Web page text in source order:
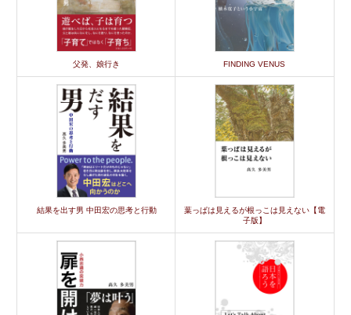
父発、娘行き FINDING VENUS
結果を出す男 中田宏の思考と行動
葉っぱは見えるが根っこは見えない【電
子版】